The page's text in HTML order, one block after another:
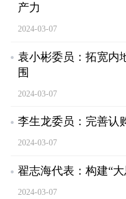
产力
2024-03-07
袁小彬委员：拓宽内
围
2024-03-07
李生龙委员：完善认
2024-03-07
翟志海代表：构建“
2024-03-07